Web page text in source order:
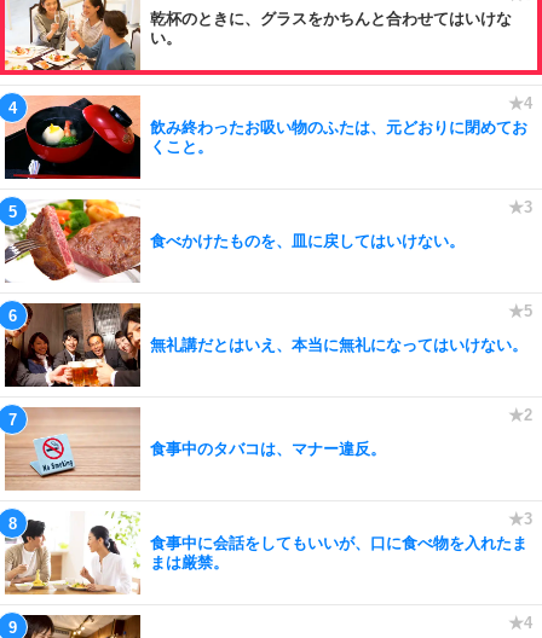
乾杯のときに、グラスをかちんと合わせてはいけな
い。
飲み終わったお吸い物のふたは、元どおりに閉めてお
くこと。
食べかけたものを、皿に戻してはいけない。
無礼講だとはいえ、本当に無礼になってはいけない。
食事中のタバコは、マナー違反。
食事中に会話をしてもいいが、口に食べ物を入れたま
まは厳禁。